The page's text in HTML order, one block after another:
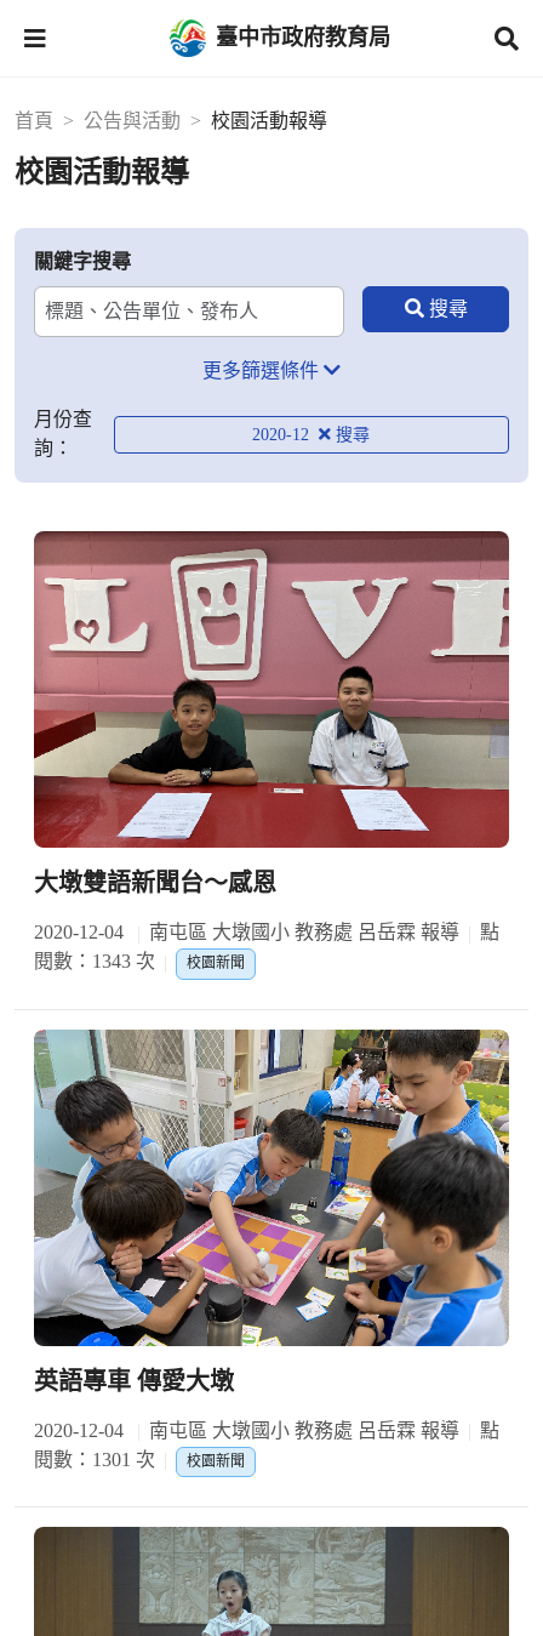
臺中市政府教育局
首頁 公告與活動 校園活動報導
校園活動報導
關鍵字搜尋
更多篩選條件
月份查
詢：
2020-12
大墩雙語新聞台～感恩
2020-12-04 南屯區 大墩國小 教務處 呂岳霖 報導
點
閱數：1343 次
校園新聞
英語專車 傳愛大墩
2020-12-04 南屯區 大墩國小 教務處 呂岳霖 報導
點
閱數：1301 次
校園新聞